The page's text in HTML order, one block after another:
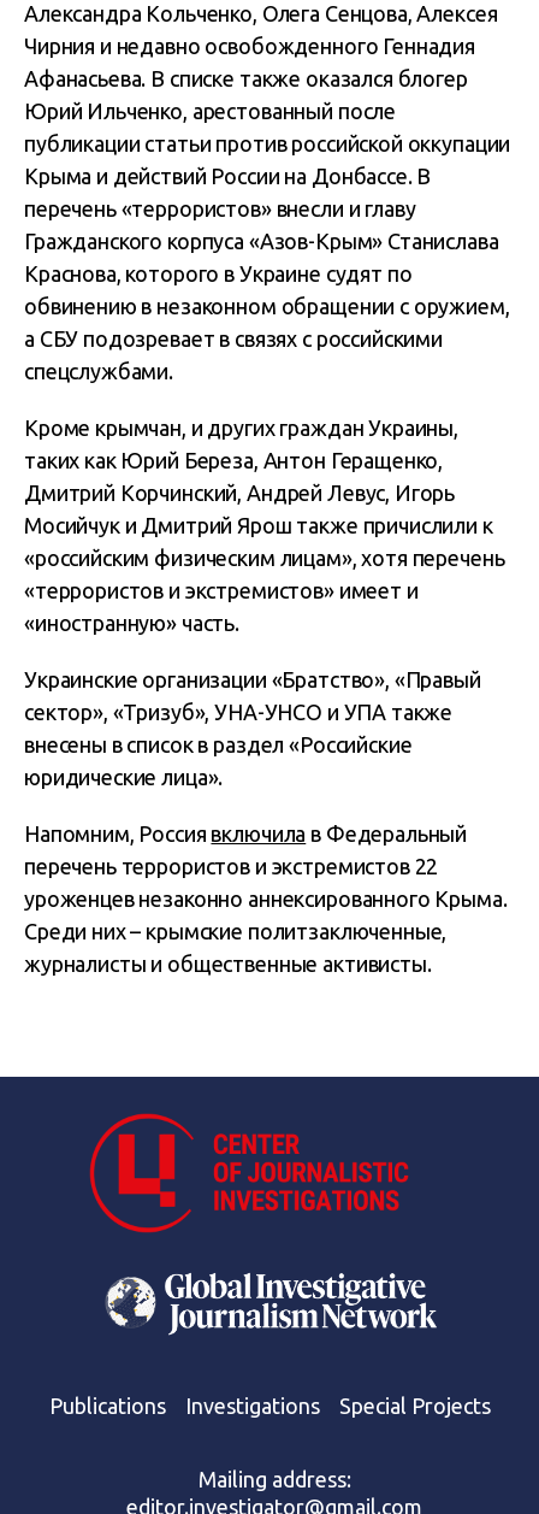
Александра Кольченко, Олега Сенцова, Алексея
Чирния и недавно освобожденного Геннадия
Афанасьева. В списке также оказался блогер
Юрий Ильченко, арестованный после
публикации статьи против российской оккупации
Крыма и действий России на Донбассе. В
перечень «террористов» внесли и главу
Гражданского корпуса «Азов-Крым» Станислава
Краснова, которого в Украине судят по
обвинению в незаконном обращении с оружием,
а СБУ подозревает в связях с российскими
спецслужбами.
Кроме крымчан, и других граждан Украины,
таких как Юрий Береза, Антон Геращенко,
Дмитрий Корчинский, Андрей Левус, Игорь
Мосийчук и Дмитрий Ярош также причислили к
«российским физическим лицам», хотя перечень
«террористов и экстремистов» имеет и
«иностранную» часть.
Украинские организации «Братство», «Правый
сектор», «Тризуб», УНА-УНСО и УПА также
внесены в список в раздел «Российские
юридические лица».
Напомним, Россия включила в Федеральный
перечень террористов и экстремистов 22
уроженцев незаконно аннексированного Крыма.
Среди них – крымские политзаключенные,
журналисты и общественные активисты.
Publications Investigations Special Projects
Mailing address:
editor.investigator@gmail.com